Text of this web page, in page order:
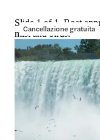
Cancellazione gratuita
Slide 1 of 1, Boat
mist and birds.